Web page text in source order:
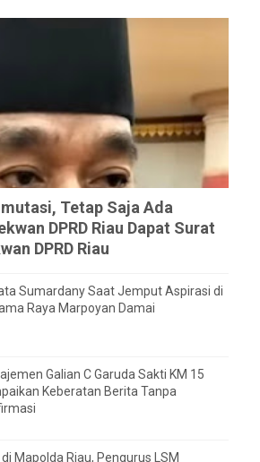
Tetap Saja Ada
DPRD Riau Dapat Surat
DPRD Riau
Sumardany Saat Jemput Aspirasi di
Raya Marpoyan Damai
Galian C Garuda Sakti KM 15
Keberatan Berita Tanpa
Mapolda Riau, Pengurus LSM